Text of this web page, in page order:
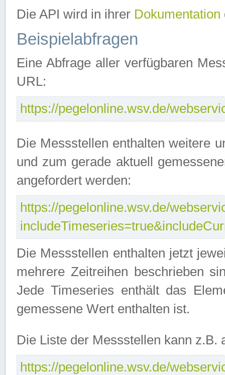
Die API wird in ihrer Dokumentation
Beispielabfragen
Eine Abfrage aller verfügbaren
URL:
https://pegelonline.wsv.de/
Die Messstellen enthalten weitere
und zum gerade aktuell
angefordert werden:
https://pegelonline.wsv.de/
Die Messstellen enthalten jetzt
mehrere Zeitreihen beschrieben
Jede Timeseries enthält das
gemessene Wert enthalten ist.
Die Liste der Messstellen kann
https://pegelonline.wsv.de/